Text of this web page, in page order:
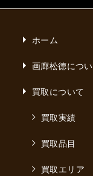
ホーム
画廊松德につ
買取について
買取実績
買取品目
買取エリア